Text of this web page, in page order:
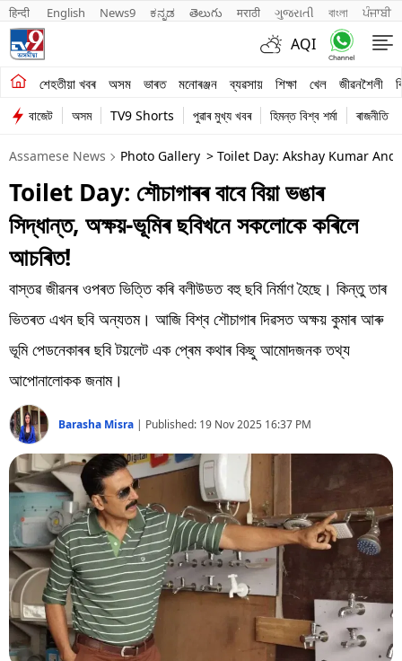
हिन्दी English News9 ಕನ್ನಡ తెలుగు मराठी ગુજરાતી বাংলা ਪੰਜਾਬੀ
AQI
শেহতীয়া খবৰ অসম ভাৰত মনোৰঞ্জন ব্যৱসায় শিক্ষা খেল জীৱনশৈলী
শেহতীয়া খবৰ
অসম
ভাৰত
মনোৰঞ্জন
ব্যৱসায়
শিক্ষা
খেল
বিশ্ব
প্ৰযুক্তি
Videos
বাজেট অসম TV9 Shorts পুৱাৰ মুখ্য খবৰ হিমন্ত বিশ্ব শৰ্মা ৰাজনীতি
Assamese News Photo Gallery > Toilet Day: Akshay Kumar
Toilet Day: শৌচাগাৰৰ বাবে বিয়া ভঙাৰ
সিদ্ধান্ত, অক্ষয়-ভূমিৰ ছবিখনে সকলোকে কৰিলে
আচৰিত!
বাস্তৱ জীৱনৰ ওপৰত ভিত্তি কৰি বলীউডত বহু ছবি নিৰ্মাণ হৈছে। কিন্তু তাৰ
ভিতৰত এখন ছবি অন্যতম। আজি বিশ্ব শৌচাগাৰ দিৱসত অক্ষয় কুমাৰ আৰু
ভূমি পেডনেকাৰৰ ছবি টয়লেট এক প্ৰেম কথাৰ কিছু আমোদজনক তথ্য
আপোনালোকক জনাম।
Barasha Misra | Published: 19 Nov 2025 16:37 PM